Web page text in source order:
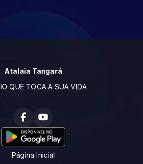
Atalaia Tangará
QUE TOCA A SUA VIDA
Página Inicial